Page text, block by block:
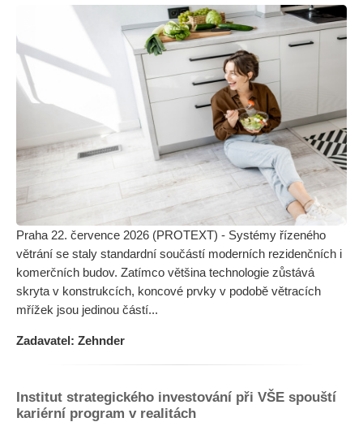
Praha 22. července 2026 (PROTEXT) - Systémy řízeného
větrání se staly standardní součástí moderních rezidenčních i
komerčních budov. Zatímco většina technologie zůstává
skryta v konstrukcích, koncové prvky v podobě větracích
mřížek jsou jedinou částí...
Zadavatel: Zehnder
Institut strategického investování při VŠE spouští
kariérní program v realitách